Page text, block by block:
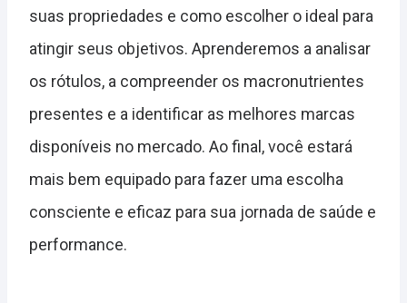
suas propriedades e como escolher o ideal para
atingir seus objetivos. Aprenderemos a analisar
os rótulos, a compreender os macronutrientes
presentes e a identificar as melhores marcas
disponíveis no mercado. Ao final, você estará
mais bem equipado para fazer uma escolha
consciente e eficaz para sua jornada de saúde e
performance.